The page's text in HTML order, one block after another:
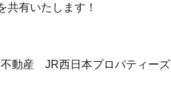
共有いたします！
動産 JR西日本プロパティーズ